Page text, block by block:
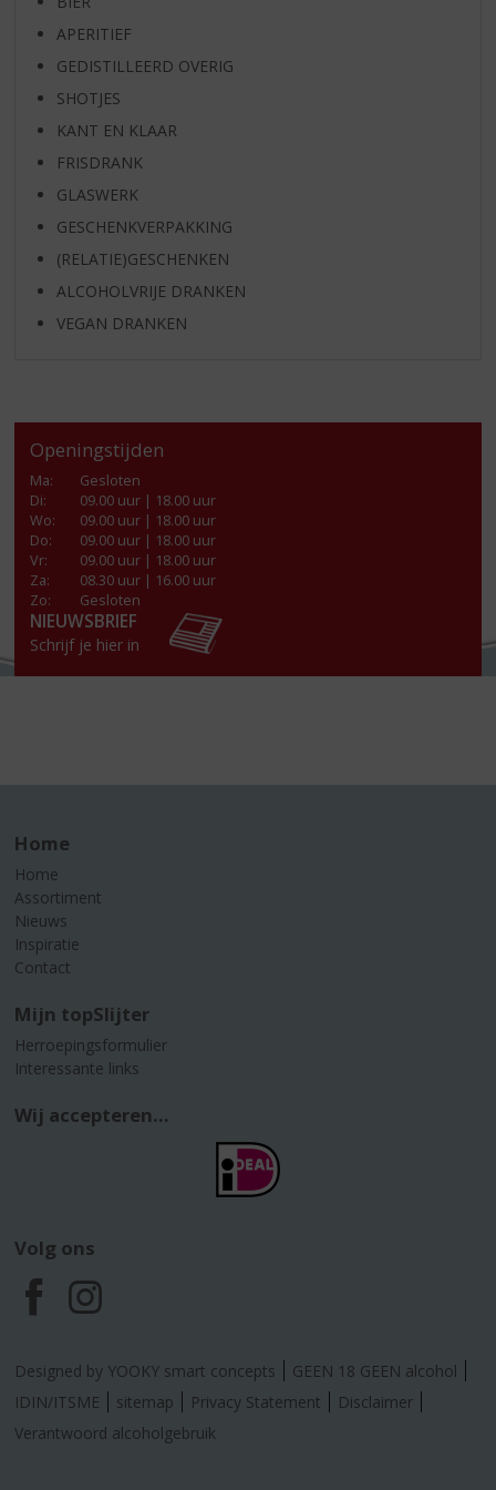
APERITIEF
GEDISTILLEERD OVERIG
SHOTJES
KANT EN KLAAR
FRISDRANK
GLASWERK
GESCHENKVERPAKKING
(RELATIE)GESCHENKEN
ALCOHOLVRIJE DRANKEN
VEGAN DRANKEN
Openingstijden
Ma:
Gesloten
Di:
09.00 uur | 18.00 uur
Wo:
09.00 uur | 18.00 uur
Do:
09.00 uur | 18.00 uur
Vr:
09.00 uur | 18.00 uur
Za:
08.30 uur | 16.00 uur
Zo:
Gesloten
NIEUWSBRIEF
Schrijf je hier in
Home
Home
Assortiment
Nieuws
Inspiratie
Contact
Mijn topSlijter
Herroepingsformulier
Interessante links
Wij accepteren...
Volg ons
F
a
c
I
n
s
Designed by YOOKY smart concepts
GEEN 18 GEEN alcohol
IDIN/ITSME
sitemap Privacy Statement
Disclaimer
Verantwoord alcoholgebruik